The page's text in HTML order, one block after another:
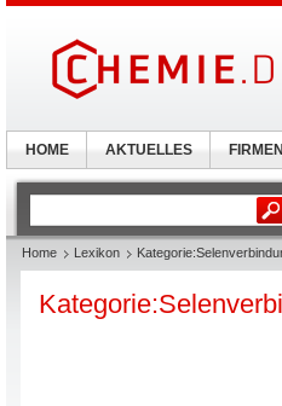
Home Lexikon
HOME AKTUELLES